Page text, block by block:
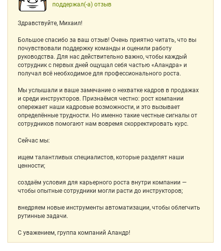
поддержал(-а) отзыв
Здравствуйте, Михаил!
Большое спасибо за ваш отзыв! Очень приятно читать, что вы
почувствовали поддержку команды и оценили работу
руководства. Для нас действительно важно, чтобы каждый
сотрудник с первых дней ощущал себя частью «Аландра» и
получал всё необходимое для профессионального роста.
Мы услышали и ваше замечание о нехватке кадров в продажах
и среди инструкторов. Признаёмся честно: рост компании
опережает наши кадровые возможности, и это вызывает
определённые трудности. Но именно такие честные сигналы от
сотрудников помогают нам вовремя скорректировать курс.
Сейчас мы:
ищем талантливых специалистов, которые разделят наши
ценности;
создаём условия для карьерного роста внутри компании —
чтобы опытные сотрудники могли расти до инструкторов;
внедряем новые инструменты автоматизации, чтобы облегчить
рутинные задачи.
С уважением, группа компаний Аландр!